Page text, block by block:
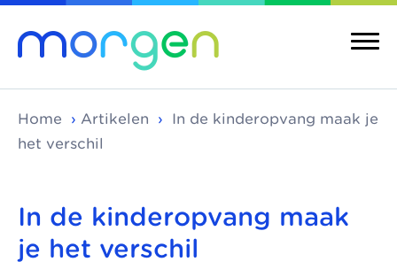
Over ons
Morgen is de
Merken
Morgen bestaat uit
Home › Artikelen ›
In de kinderopvang maak je
het verschil
In de kinderopvang maak
je het verschil